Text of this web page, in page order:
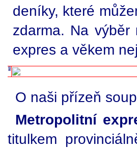
deníky, které
zdarma. Na
expres a věkem
O naši přízeň
Metropolitní
titulkem